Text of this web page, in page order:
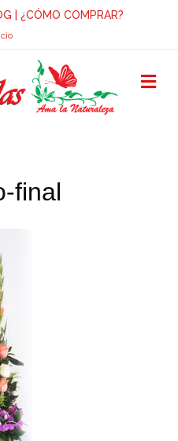
¿CÓMO COMPRAR?
M
E
final